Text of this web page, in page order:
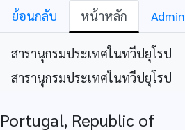
ย้อนกลับ หน้าหลัก Admin
สารานุกรมประเทศในทวีปยุโรป
สารานุกรมประเทศในทวีปยุโรป
Portugal, Republic of